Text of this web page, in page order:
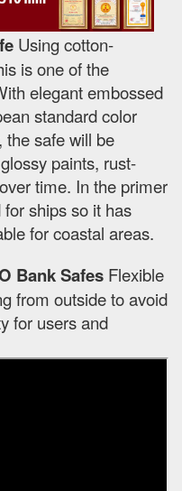
Using cotton-
is one of the
elegant embossed
standard color
the safe will be
paints, rust-
time. In the primer
ships so it has
for coastal areas.
Bank Safes Flexible
from outside to avoid
for users and